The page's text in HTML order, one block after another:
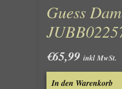
Guess
€65,99 inkl MwSt.
In den Warenkorb